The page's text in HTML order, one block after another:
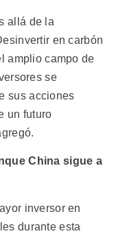
allá de la
en carbón
amplio campo de
se
sus acciones
un futuro
China sigue a
inversor en
durante esta